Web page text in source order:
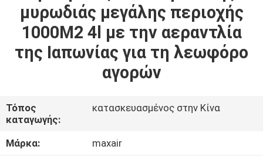
ΠΡΟΪΌΝΤΑ
ΠΕΡΊΠΟΥ
ΓΎΡΟΣ
ΕΡΓΟΣΤΑΣΊΩΝ
μυρωδιάς μεγάλης περιοχής
1000M2 4l με την αεραντλία
της Ιαπωνίας για τη λεωφόρο
αγορών
Τόπος
καταγωγής:
κατασκευασμένος στην Κίνα
Μάρκα:
maxair